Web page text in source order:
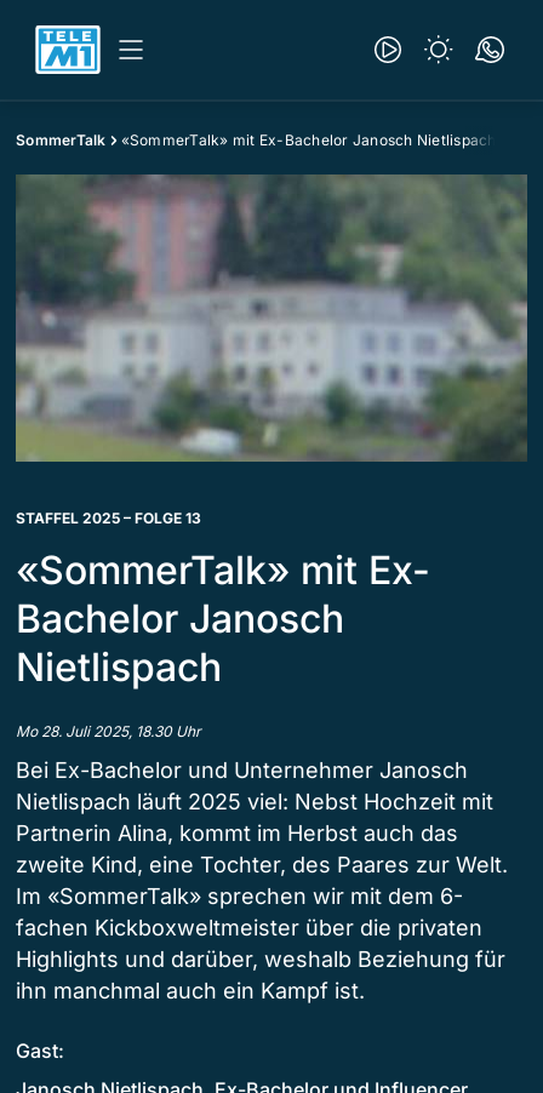
SommerTalk «SommerTalk» mit Ex-Bachelor Janosch Nietlispach
STAFFEL 2025 – FOLGE 13
«SommerTalk» mit Ex-
Bachelor Janosch
Nietlispach
Mo 28. Juli 2025, 18.30 Uhr
Bei Ex-Bachelor und Unternehmer Janosch
Nietlispach läuft 2025 viel: Nebst Hochzeit mit
Partnerin Alina, kommt im Herbst auch das
zweite Kind, eine Tochter, des Paares zur Welt.
Im «SommerTalk» sprechen wir mit dem 6-
fachen Kickboxweltmeister über die privaten
Highlights und darüber, weshalb Beziehung für
ihn manchmal auch ein Kampf ist.
Gast: